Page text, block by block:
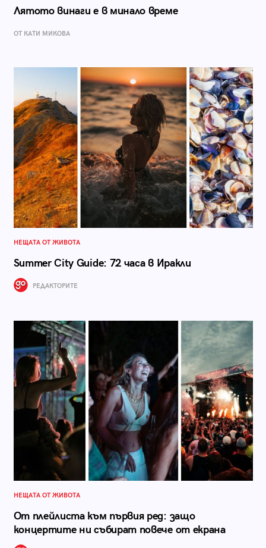
Лятото винаги е в минало време
ОТ КАТИ МИКОВА
НЕЩАТА ОТ ЖИВОТА
Summer City Guide: 72 часа в Иракли
РЕДАКТОРИТЕ
НЕЩАТА ОТ ЖИВОТА
От плейлиста към първия ред: защо
концертите ни събират повече от екрана